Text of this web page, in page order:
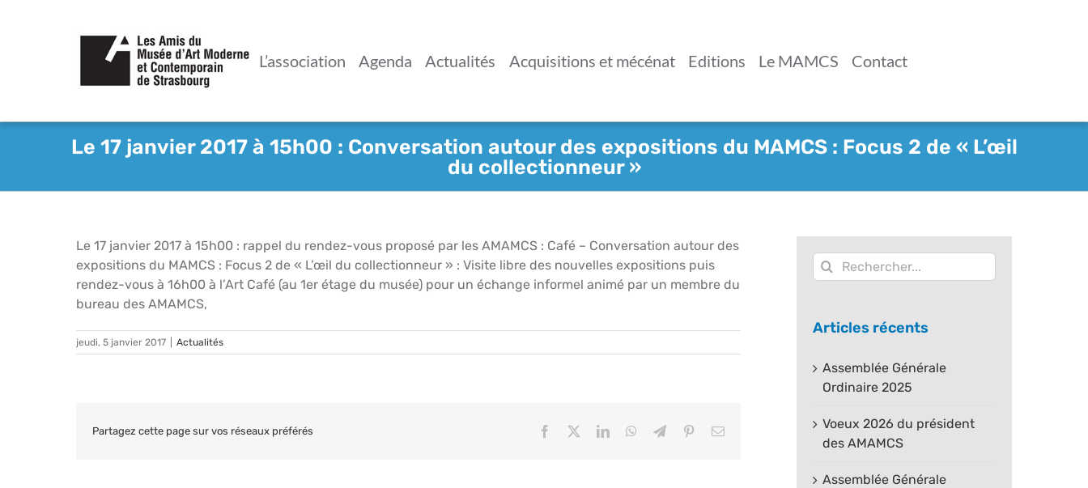
L’association Agenda Actualités Acquisitions et mécénat Editions Le MAMCS Contact
Le 17 janvier 2017 à 15h00 : Conversation autour des expositions du MAMCS : Focus 2 de « L’œil
du collectionneur »
Le 17 janvier 2017 à 15h00 : rappel du rendez-vous proposé par les AMAMCS : Café – Conversation autour des
expositions du MAMCS : Focus 2 de « L’œil du collectionneur » : Visite libre des nouvelles expositions puis
rendez-vous à 16h00 à l’Art Café (au 1er étage du musée) pour un échange informel animé par un membre du
bureau des AMAMCS,
jeudi, 5 janvier 2017 Actualités
Partagez cette page sur vos réseaux préférés Facebook LinkedInWhatsApp
TelegramPinterestEmail
Rechercher:
Articles récents
Assemblée Générale
Ordinaire 2025
Voeux 2026 du président
des AMAMCS
Assemblée Générale